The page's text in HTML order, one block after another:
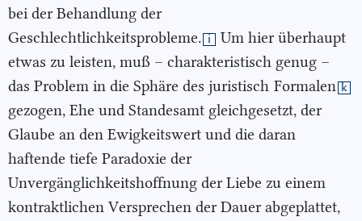
bei der Behandlung der
Geschlechtlichkeitsprobleme. i
Um hier überhaupt
etwas zu leisten, muß – charakteristisch genug –
das Problem in die Sphäre des juristisch Formalen k
gezogen, Ehe und Standesamt gleichgesetzt, der
Glaube an den Ewigkeitswert und die daran
haftende tiefe Paradoxie der
Unvergänglichkeitshoffnung der Liebe zu einem
kontraktlichen Versprechen der Dauer abgeplattet,